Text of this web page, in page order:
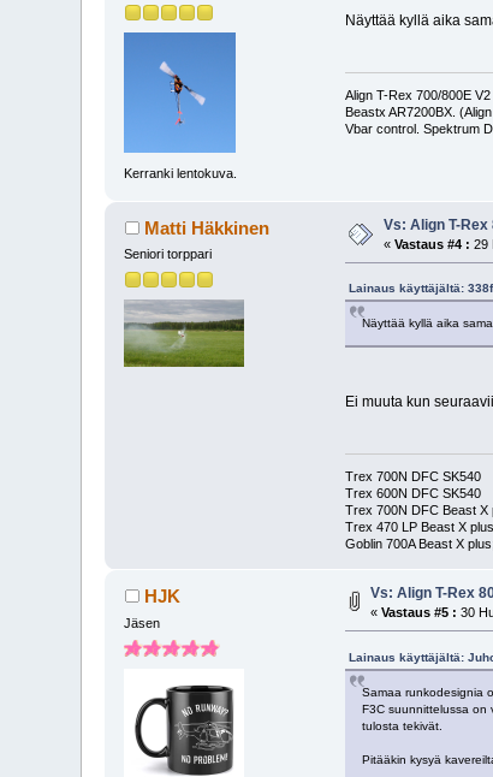
Kerranki lentokuva.
Näyttää kyllä aika
Align T-Rex 700/800E
Beastx AR7200BX.
Vbar control. Spektrum
Matti Häkkinen
Seniori torppari
Vs: Align T-Rex
«Vastaus #4 : 29
Lainaus käyttäjältä:
Näyttää kyllä aika
Ei muuta kun
Trex 700N DFC SK540
Trex 600N DFC SK540
Trex 700N DFC Beast X
Trex 470 LP Beast X plus
Goblin 700A Beast X
HJK
Jäsen
Vs: Align T-Rex
«Vastaus #5 : 30
Lainaus käyttäjältä:
Samaa runkodesignia
F3C suunnittelussa on
tulosta tekivät.
Pitääkin kysyä